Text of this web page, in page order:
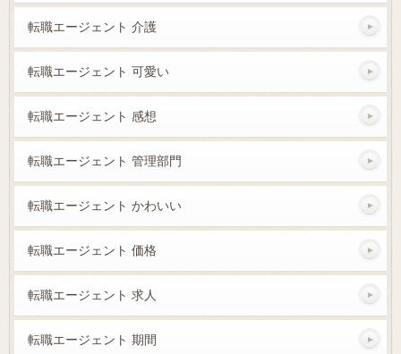
転職エージェント 介護
転職エージェント 可愛い
転職エージェント 感想
転職エージェント 管理部門
転職エージェント かわいい
転職エージェント 価格
転職エージェント 求人
転職エージェント 期間